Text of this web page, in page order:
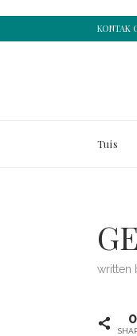
KONTAK
Tuis
written
0